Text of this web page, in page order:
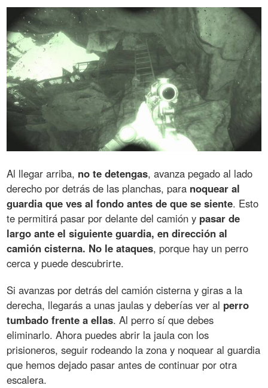
Al llegar arriba, no te detengas, avanza pegado al lado
derecho por detrás de las planchas, para noquear al
guardia que ves al fondo antes de que se siente. Esto
te permitirá pasar por delante del camión y pasar de
largo ante el siguiente guardia, en dirección al
camión cisterna. No le ataques, porque hay un perro
cerca y puede descubrirte.
Si avanzas por detrás del camión cisterna y giras a la
derecha, llegarás a unas jaulas y deberías ver al perro
tumbado frente a ellas. Al perro sí que debes
eliminarlo. Ahora puedes abrir la jaula con los
prisioneros, seguir rodeando la zona y noquear al guardia
que hemos dejado pasar antes de continuar por otra
escalera.